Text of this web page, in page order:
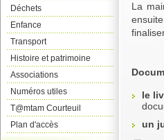
Déchets
Enfance
Transport
Histoire et patrimoine
Associations
Numéros utiles
T@mtam Courteuil
Plan d'accès
La
le
un